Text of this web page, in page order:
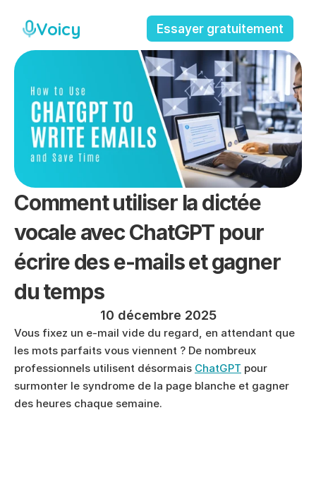
Voicy Essayer gratuitement
Comment utiliser la dictée
vocale avec ChatGPT pour
écrire des e-mails et gagner
du temps
10 décembre 2025
Vous fixez un e-mail vide du regard, en attendant que
les mots parfaits vous viennent ? De nombreux
professionnels utilisent désormais ChatGPT pour
surmonter le syndrome de la page blanche et gagner
des heures chaque semaine.